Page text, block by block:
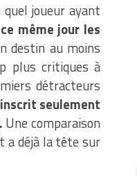
joueur ayant
même jour les
destin au moins
plus critiques à
détracteurs
seulement
Une comparaison
a déjà la tête sur